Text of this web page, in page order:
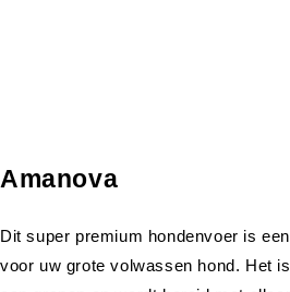
Amanova
Dit super premium hondenvoer is
voor uw grote volwassen hond. Het